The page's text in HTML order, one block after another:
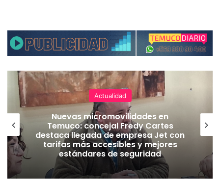
Actualidad
Nuevas micromovilidades en
Temuco: concejal Fredy Cartes
destaca llegada de empresa Jet con
tarifas más accesibles y mejores
estándares de seguridad